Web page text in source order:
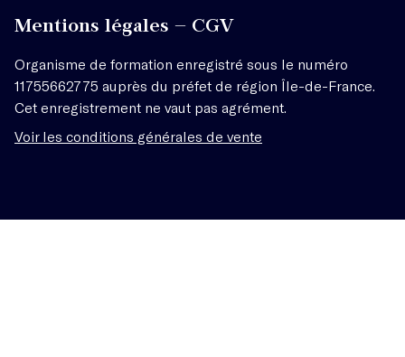
Mentions légales – CGV
Organisme de formation enregistré sous le numéro
11755662775 auprès du préfet de région Île-de-France.
Cet enregistrement ne vaut pas agrément.
Voir les conditions générales de vente